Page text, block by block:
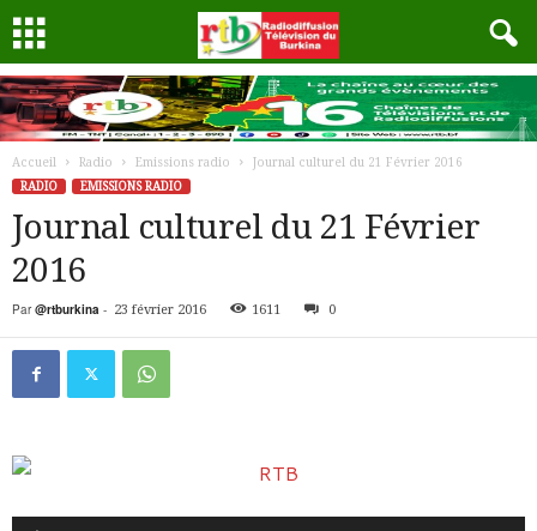
Accueil Radio Emissions radio
Journal culturel du 21 Février 2016
RADIO
EMISSIONS RADIO
Journal culturel du 21 Février
2016
Par @rtburkina - 23 février 2016 1611 0